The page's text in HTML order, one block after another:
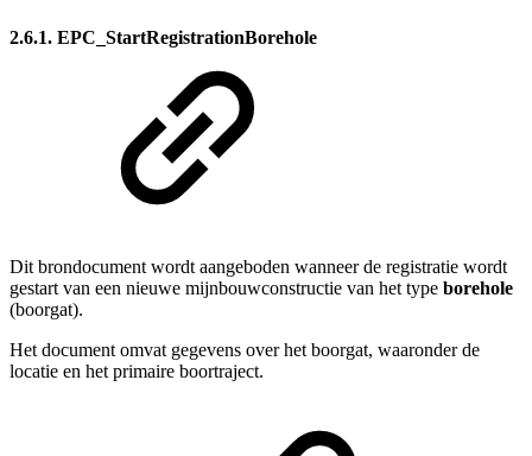
2.6.1. EPC_StartRegistrationBorehole
Dit brondocument wordt aangeboden wanneer de registratie wordt
gestart van een nieuwe mijnbouwconstructie van het type borehole
(boorgat).
Het document omvat gegevens over het boorgat, waaronder de
locatie en het primaire boortraject.